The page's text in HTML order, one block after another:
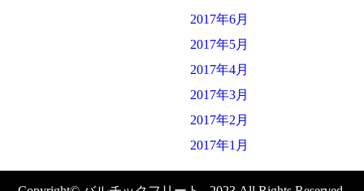
2017年6月
2017年5月
2017年4月
2017年3月
2017年2月
2017年1月